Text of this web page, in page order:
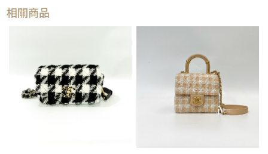
相關商品